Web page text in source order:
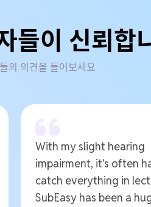
들이 신뢰합
의 의견을 들어보세요
With my slight hearing
impairment, it's often
catch everything in
SubEasy has been a